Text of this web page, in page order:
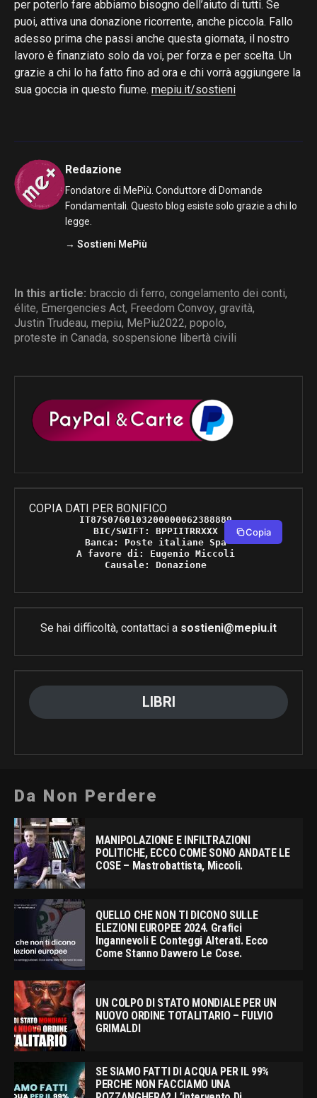
per poterlo fare abbiamo bisogno dell’aiuto di tutti. Se
puoi, attiva una donazione ricorrente, anche piccola. Fallo
adesso prima che passi anche questa giornata, il nostro
lavoro è finanziato solo da voi, per forza e per scelta. Un
grazie a chi lo ha fatto fino ad ora e chi vorrà aggiungere la
sua goccia in questo fiume. mepiu.it/sostieni
Redazione
Fondatore di MePiù. Conduttore di Domande
Fondamentali. Questo blog esiste solo grazie a chi lo
legge.
→ Sostieni MePiù
In this article: braccio di ferro, congelamento dei conti,
élite, Emergencies Act, Freedom Convoy, gravità,
Justin Trudeau, mepiu, MePiu2022, popolo,
proteste in Canada, sospensione libertà civili
COPIA DATI PER BONIFICO
IT87S0760103200000062388889
BIC/SWIFT: BPPIITRRXXX
Banca: Poste italiane Spa
A favore di: Eugenio Miccoli
Causale: Donazione
Copia
Se hai difficoltà, contattaci a sostieni@mepiu.it
LIBRI
Da Non Perdere
MANIPOLAZIONE E INFILTRAZIONI
POLITICHE, ECCO COME SONO ANDATE LE
COSE – Mastrobattista, Miccoli.
QUELLO CHE NON TI DICONO SULLE
ELEZIONI EUROPEE 2024. Grafici
Ingannevoli E Conteggi Alterati. Ecco
Come Stanno Davvero Le Cose.
UN COLPO DI STATO MONDIALE PER UN
NUOVO ORDINE TOTALITARIO – FULVIO
GRIMALDI
SE SIAMO FATTI DI ACQUA PER IL 99%
PERCHE NON FACCIAMO UNA